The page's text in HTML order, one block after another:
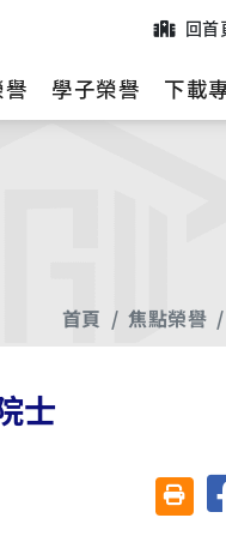
回首
學子榮譽 下載
首頁 焦點榮譽
士
友善